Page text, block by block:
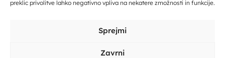
preklic privolitve lahko negativno vpliva na nekatere zmožnosti in funkcije.
Sprejmi
Zavrni